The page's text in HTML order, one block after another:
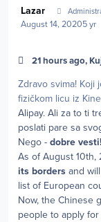
Lazar
August 14, 20205 yr
21 hours ago,
Zdravo svima! Koji
fizičkom licu iz
Alipay. Ali za to ti
poslati pare sa
Nego - dobre vesti!
As of August 10th,
its borders and
list of European
Now, the Chinese
people to apply